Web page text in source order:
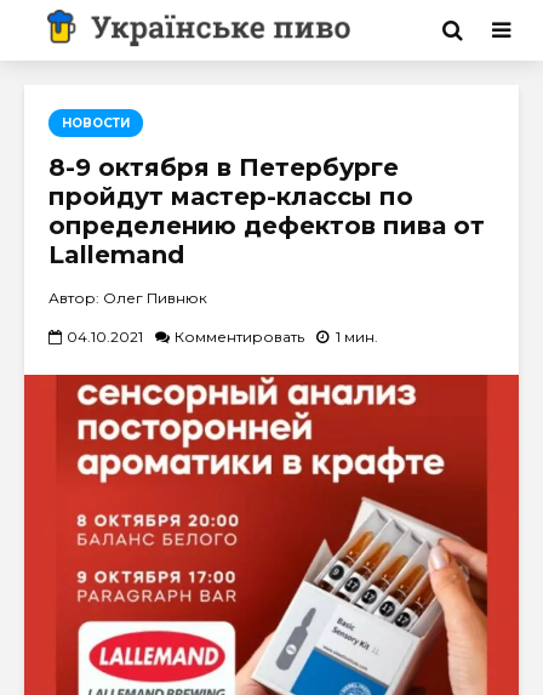
НОВОСТИ
8-9 октября в Петербурге
пройдут мастер-классы по
определению дефектов пива от
Lallemand
Автор: Олег Пивнюк
04.10.2021 Комментировать 1 мин.